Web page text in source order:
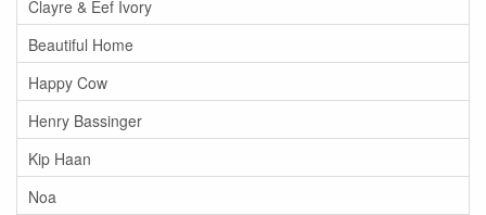
Clayre & Eef Ivory
Beautiful Home
Happy Cow
Henry Bassinger
Kip Haan
Noa